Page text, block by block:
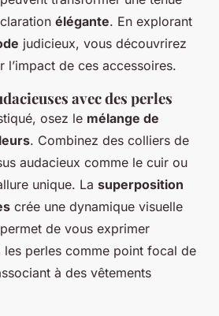
élégante. En explorant
judicieux, vous découvrirez
l’impact de ces accessoires.
avec des perles
osez le mélange de
. Combinez des colliers de
audacieux comme le cuir ou
unique. La superposition
crée une dynamique visuelle
de vous exprimer
les perles comme point focal de
à des vêtements